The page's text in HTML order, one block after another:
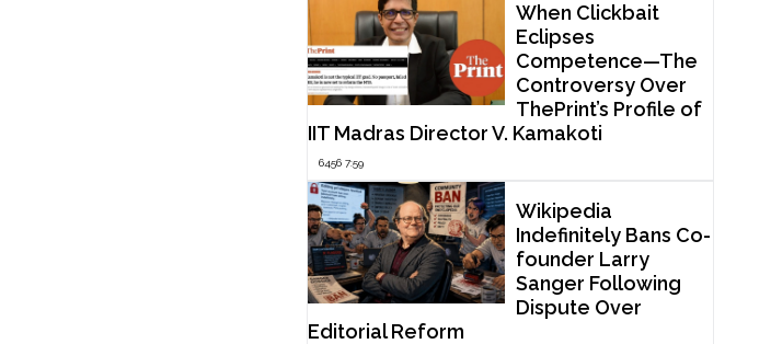
When Clickbait
Eclipses
Competence—The
Controversy Over
ThePrint’s Profile of
IIT Madras Director V. Kamakoti
6456 7:59
Wikipedia
Indefinitely Bans Co-
founder Larry
Sanger Following
Dispute Over
Editorial Reform